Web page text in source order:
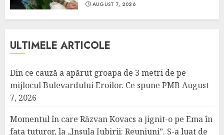
AUGUST 7, 2026
ULTIMELE ARTICOLE
Din ce cauză a apărut groapa de 3 metri de pe
mijlocul Bulevardului Eroilor. Ce spune PMB August
7, 2026
Momentul în care Răzvan Kovacs a jignit-o pe Ema în
fața tuturor, la „Insula Iubirii: Reuniuni”. S-a luat de